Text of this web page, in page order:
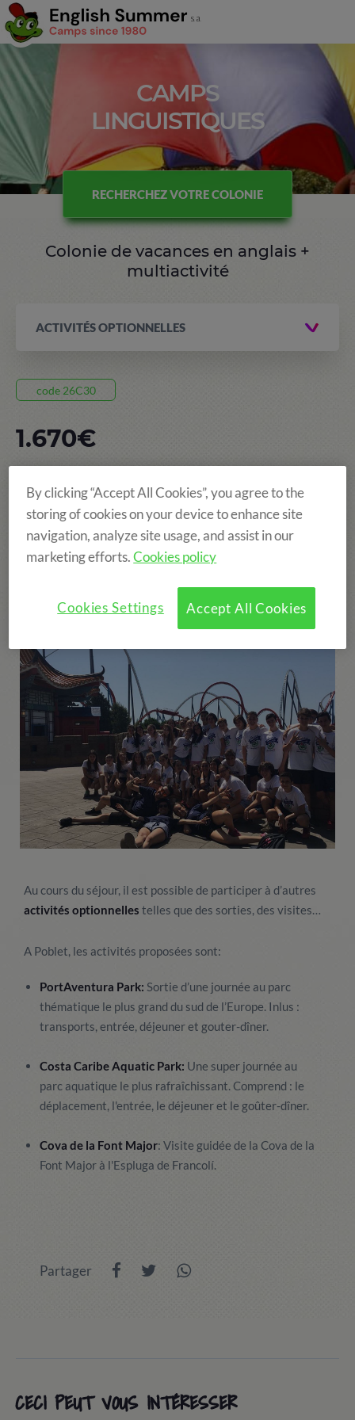
CAMPS
LINGUISTIQUES
RECHERCHEZ VOTRE COLONIE
Colonie de vacances en anglais +
multiactivité
ACTIVITÉS OPTIONNELLES
code 26C30
POBLET
AGES: DE 8 À 15 ANS
1.670€
More fun!
Au cours du séjour, il est possible de participer à d’autres
activités optionnelles telles que des sorties, des visites…
A Poblet, les activités proposées sont:
PortAventura Park: Sortie d’une journée au parc
thématique le plus grand du sud de l’Europe. Inlus :
transports, entrée, déjeuner et gouter-dîner.
Costa Caribe Aquatic Park: Une super journée au
parc aquatique le plus rafraîchissant. Comprend : le
déplacement, l'entrée, le déjeuner et le goûter-dîner.
Cova de la Font Major: Visite guidée de la Cova de la
Font Major à l'Espluga de Francolí.
Partager
CECI PEUT VOUS INTÉRESSER
By clicking “Accept All Cookies”, you agree to the
storing of cookies on your device to enhance site
navigation, analyze site usage, and assist in our
marketing efforts.Cookies policy
Accept All Cookies
Cookies Settings